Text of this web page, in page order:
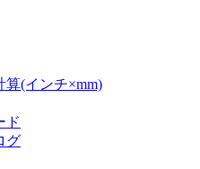
算(インチ×mm)
ド
グ